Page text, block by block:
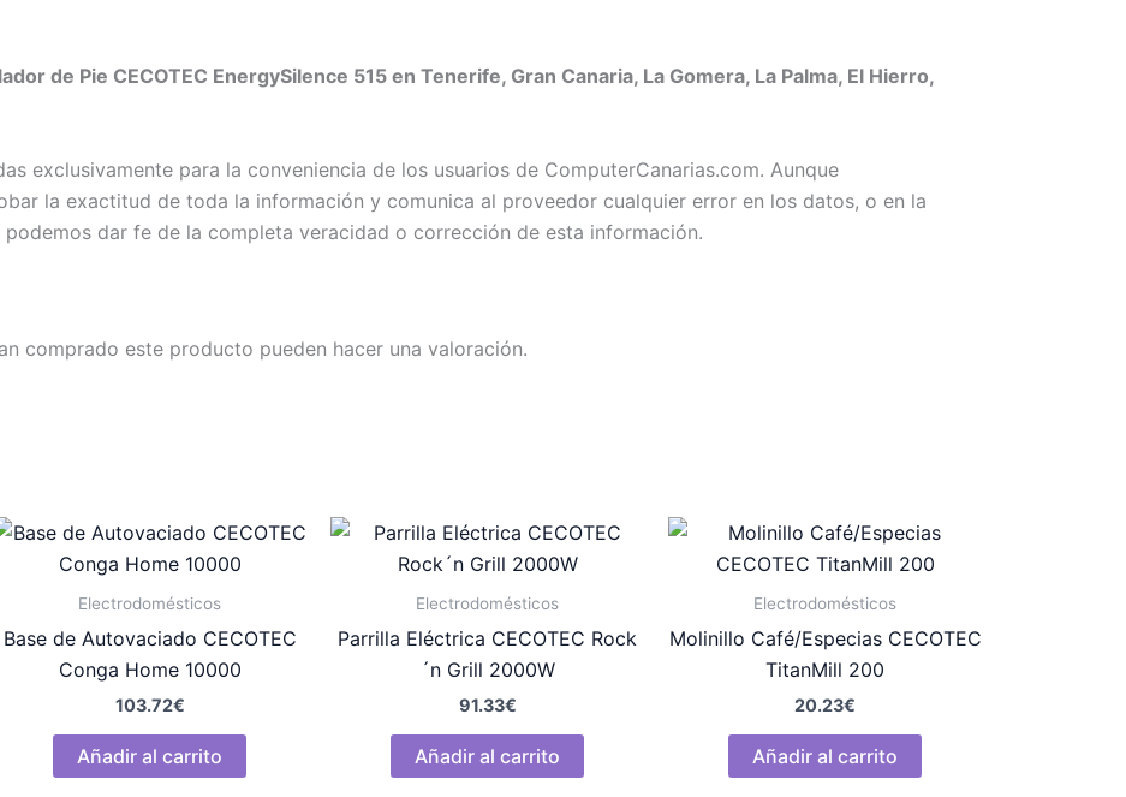
de Pie CECOTEC EnergySilence 515 en Tenerife, Gran Canaria, La Gomera, La Palma, El Hierro,
exclusivamente para la conveniencia de los usuarios de ComputerCanarias.com. Aunque
la exactitud de toda la información y comunica al proveedor cualquier error en los datos, o en la
dar fe de la completa veracidad o corrección de esta información.
comprado este producto pueden hacer una valoración.
Electrodomésticos
Base de Autovaciado CECOTEC
Conga Home 10000
103.72€
Añadir al carrito
Electrodomésticos
Parrilla Eléctrica CECOTEC Rock
´n Grill 2000W
91.33€
Añadir al carrito
Electrodomésticos
Molinillo Café/Especias CECOTEC
TitanMill 200
20.23€
Añadir al carrito